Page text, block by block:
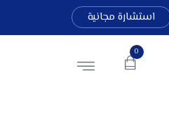
استشارة مجانية
0